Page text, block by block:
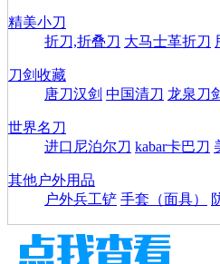
精美小刀
折刀,折叠刀 大马士革折刀
刀剑收藏
唐刀汉剑 中国清刀 龙泉刀
世界名刀
进口尼泊尔刀 kabar卡巴刀
其他户外用品
户外兵工铲 手套（面具）